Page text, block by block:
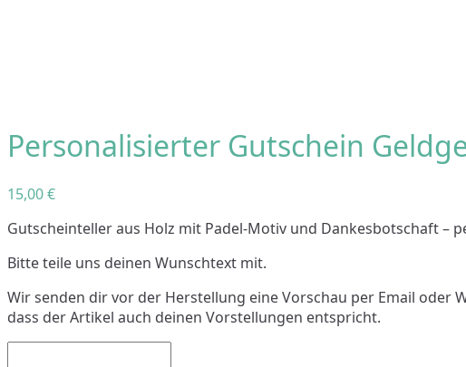
Personalisierter Gutschein
15,00€
Gutscheinteller aus Holz mit Padel-Motiv und Dankesbotschaft –
Bitte teile uns deinen Wunschtext mit.
Wir senden dir vor der Herstellung eine Vorschau per Email oder
dass der Artikel auch deinen Vorstellungen entspricht.